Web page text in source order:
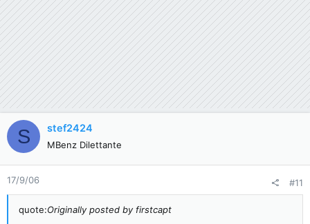
S stef2424
MBenz Dilettante
17/9/06 #11
quote:Originally posted by firstcapt